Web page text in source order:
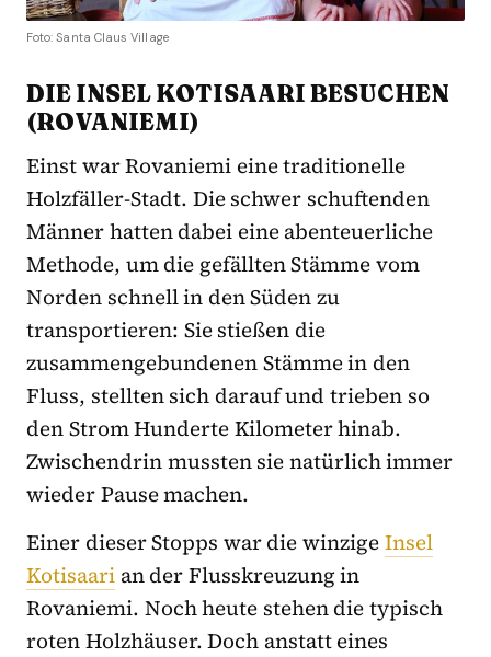
Foto: Santa Claus Village
DIE INSEL KOTISAARI BESUCHEN
(ROVANIEMI)
Einst war Rovaniemi eine traditionelle
Holzfäller-Stadt. Die schwer schuftenden
Männer hatten dabei eine abenteuerliche
Methode, um die gefällten Stämme vom
Norden schnell in den Süden zu
transportieren: Sie stießen die
zusammengebundenen Stämme in den
Fluss, stellten sich darauf und trieben so
den Strom Hunderte Kilometer hinab.
Zwischendrin mussten sie natürlich immer
wieder Pause machen.
Einer dieser Stopps war die winzigeInsel
Kotisaari an der Flusskreuzung in
Rovaniemi. Noch heute stehen die typisch
roten Holzhäuser. Doch anstatt eines